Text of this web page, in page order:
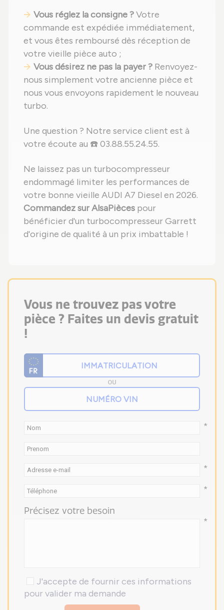
Vous réglez la consigne ?Votre
commande est expédiée immédiatement,
et vous êtes remboursé dès réception de
votre vieille pièce auto ;
Vous désirez ne pas la payer ? Renvoyez-
nous simplement votre ancienne pièce et
nous vous envoyons rapidement le nouveau
turbo.
Une question ? Notre service client est à
votre écoute au ☎️ 03.88.55.24.55.
Ne laissez pas un turbocompresseur
endommagé limiter les performances de
votre bonne vieille AUDI A7 Diesel en 2026.
Commandez sur AlsaPièces pour
bénéficier d'un turbocompresseur Garrett
d'origine de qualité à un prix imbattable !
Vous ne trouvez pas votre
pièce ? Faites un devis gratuit
!
OU
*
*
*
Précisez votre besoin
*
J'accepte de fournir ces informations
pour valider ma demande